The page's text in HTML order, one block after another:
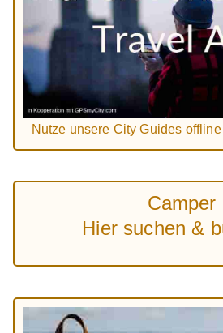
Nutze unsere City Guides
Camper
Hier suchen &